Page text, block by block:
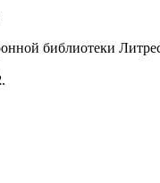
библиотеки
.